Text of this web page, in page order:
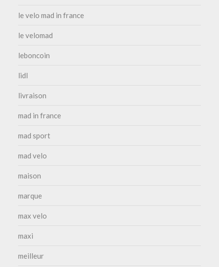
le velo mad in france
le velomad
leboncoin
lidl
livraison
mad in france
mad sport
mad velo
maison
marque
max velo
maxi
meilleur